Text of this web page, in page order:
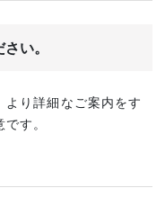
い。
り詳細なご案内をす
す。